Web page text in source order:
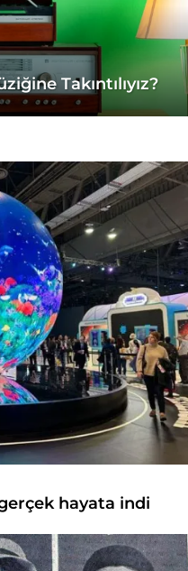
Takıntılıyız?
hayata indi